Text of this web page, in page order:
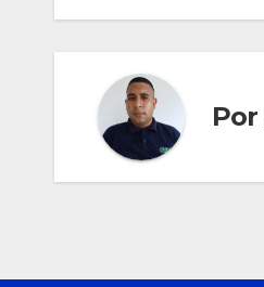
entradas
Por